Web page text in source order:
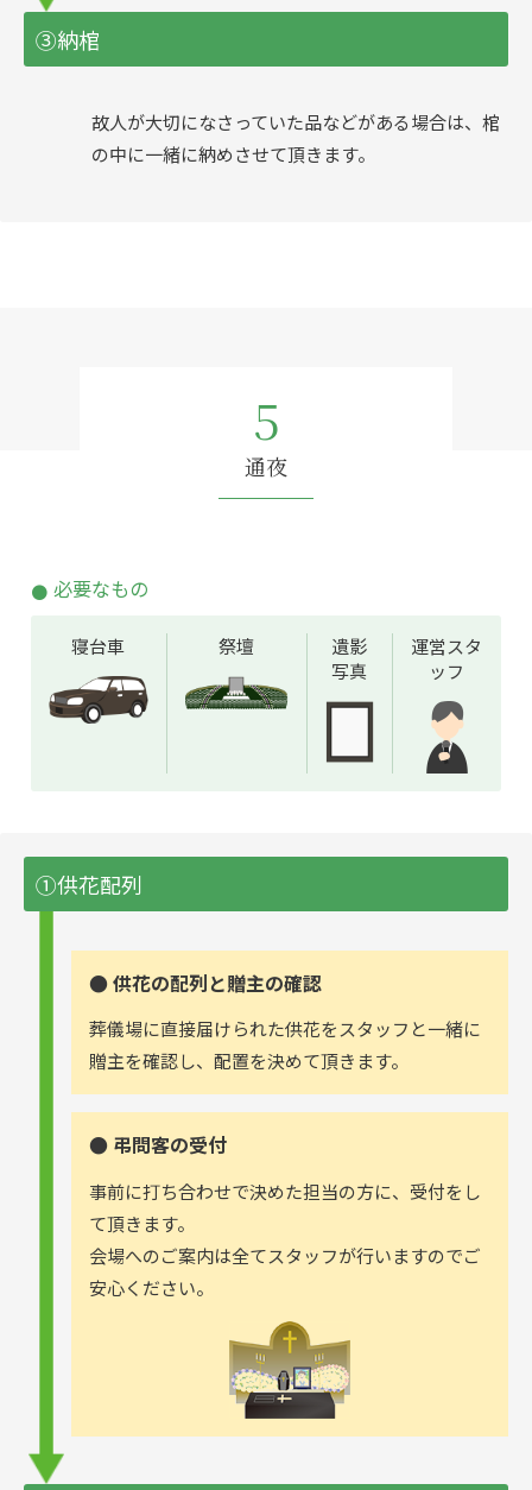
③納棺
故人が大切になさっていた品などがある場合は、棺
の中に一緒に納めさせて頂きます。
5
通夜
必要なもの
寝台車 祭壇
遺影
写真
運営スタ
ッフ
①供花配列
● 供花の配列と贈主の確認
葬儀場に直接届けられた供花をスタッフと一緒に
贈主を確認し、配置を決めて頂きます。
● 弔問客の受付
事前に打ち合わせで決めた担当の方に、受付をし
て頂きます。
会場へのご案内は全てスタッフが行いますのでご
安心ください。